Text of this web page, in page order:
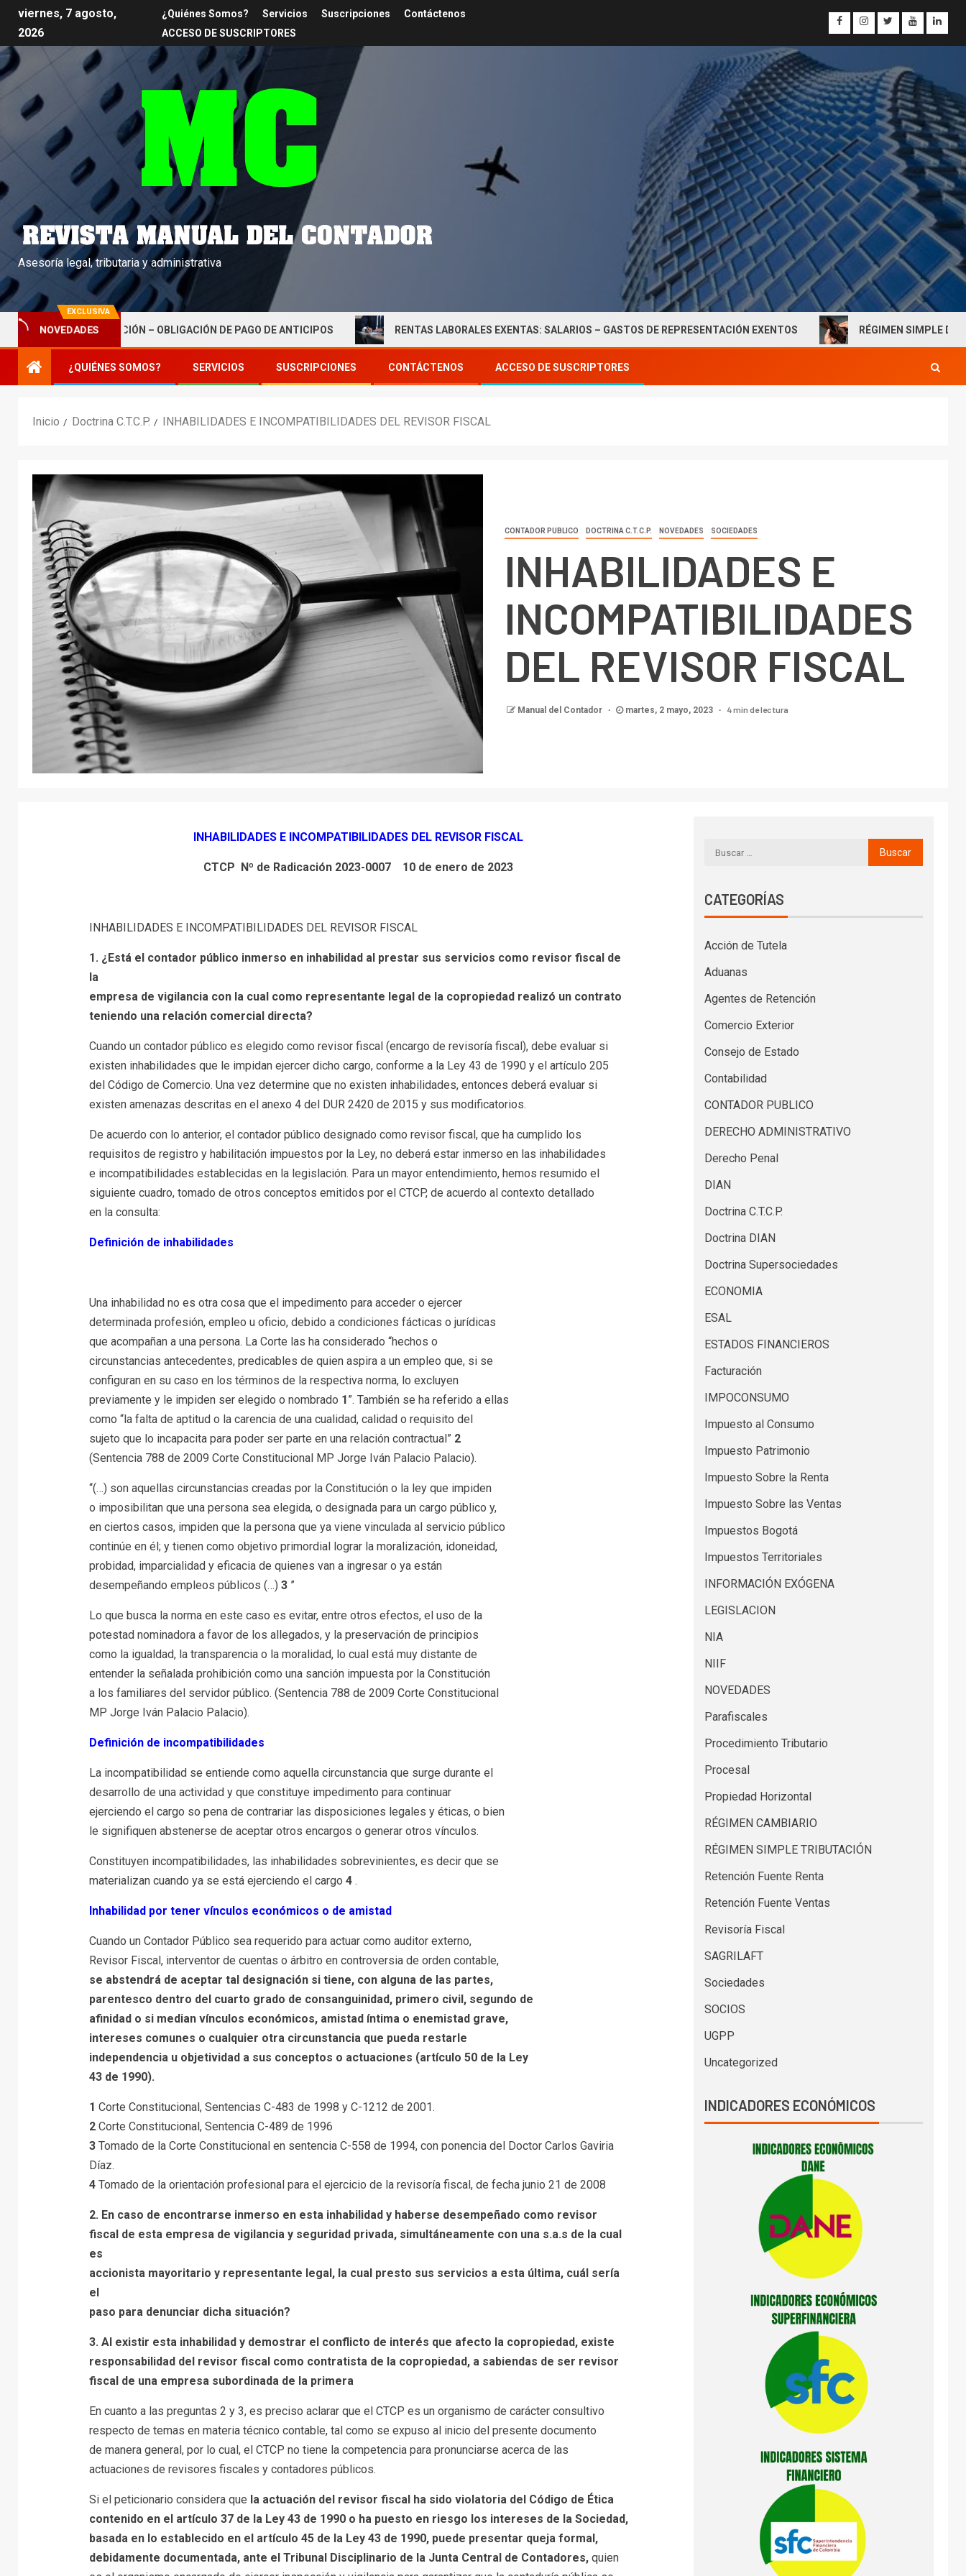
viernes, 7 agosto,
2026
¿Quiénes Somos? Servicios Suscripciones
Contáctenos
ACCESO DE SUSCRIPTORES
Asesoría legal, tributaria y administrativa
EXCLUSIVA
NOVEDADES
DE TRIBUTACIÓN – OBLIGACIÓN DE PAGO DE ANTICIPOS RENTAS LABORALES EXENTAS: SALARIOS – GASTOS DE REPRESENTACIÓN EXENTOS RÉGIMEN SIMPLE DE
¿QUIÉNES SOMOS? SERVICIOS SUSCRIPCIONES CONTÁCTENOS ACCESO DE SUSCRIPTORES
Inicio Doctrina C.T.C.P. INHABILIDADES E INCOMPATIBILIDADES DEL REVISOR FISCAL
CONTADOR PUBLICO DOCTRINA C.T.C.P. NOVEDADES SOCIEDADES
INHABILIDADES E
INCOMPATIBILIDADES
DEL REVISOR FISCAL
Manual del Contador martes, 2 mayo, 2023 4 min de lectura
INHABILIDADES E INCOMPATIBILIDADES DEL REVISOR FISCAL
CTCP Nº de Radicación 2023-0007 10 de enero de 2023
INHABILIDADES E INCOMPATIBILIDADES DEL REVISOR FISCAL
1. ¿Está el contador público inmerso en inhabilidad al prestar sus servicios como revisor fiscal de
la
empresa de vigilancia con la cual como representante legal de la copropiedad realizó un contrato
teniendo una relación comercial directa?
Cuando un contador público es elegido como revisor fiscal (encargo de revisoría fiscal), debe evaluar si
existen inhabilidades que le impidan ejercer dicho cargo, conforme a la Ley 43 de 1990 y el artículo 205
del Código de Comercio. Una vez determine que no existen inhabilidades, entonces deberá evaluar si
existen amenazas descritas en el anexo 4 del DUR 2420 de 2015 y sus modificatorios.
De acuerdo con lo anterior, el contador público designado como revisor fiscal, que ha cumplido los
requisitos de registro y habilitación impuestos por la Ley, no deberá estar inmerso en las inhabilidades
e incompatibilidades establecidas en la legislación. Para un mayor entendimiento, hemos resumido el
siguiente cuadro, tomado de otros conceptos emitidos por el CTCP, de acuerdo al contexto detallado
en la consulta:
Definición de inhabilidades
Una inhabilidad no es otra cosa que el impedimento para acceder o ejercer
determinada profesión, empleo u oficio, debido a condiciones fácticas o jurídicas
que acompañan a una persona. La Corte las ha considerado “hechos o
circunstancias antecedentes, predicables de quien aspira a un empleo que, si se
configuran en su caso en los términos de la respectiva norma, lo excluyen
previamente y le impiden ser elegido o nombrado 1 ”. También se ha referido a ellas
como “la falta de aptitud o la carencia de una cualidad, calidad o requisito del
sujeto que lo incapacita para poder ser parte en una relación contractual”2
(Sentencia 788 de 2009 Corte Constitucional MP Jorge Iván Palacio Palacio).
“(…) son aquellas circunstancias creadas por la Constitución o la ley que impiden
o imposibilitan que una persona sea elegida, o designada para un cargo público y,
en ciertos casos, impiden que la persona que ya viene vinculada al servicio público
continúe en él; y tienen como objetivo primordial lograr la moralización, idoneidad,
probidad, imparcialidad y eficacia de quienes van a ingresar o ya están
desempeñando empleos públicos (…) 3 ”
Lo que busca la norma en este caso es evitar, entre otros efectos, el uso de la
potestad nominadora a favor de los allegados, y la preservación de principios
como la igualdad, la transparencia o la moralidad, lo cual está muy distante de
entender la señalada prohibición como una sanción impuesta por la Constitución
a los familiares del servidor público. (Sentencia 788 de 2009 Corte Constitucional
MP Jorge Iván Palacio Palacio).
Definición de incompatibilidades
La incompatibilidad se entiende como aquella circunstancia que surge durante el
desarrollo de una actividad y que constituye impedimento para continuar
ejerciendo el cargo so pena de contrariar las disposiciones legales y éticas, o bien
le signifiquen abstenerse de aceptar otros encargos o generar otros vínculos.
Constituyen incompatibilidades, las inhabilidades sobrevinientes, es decir que se
materializan cuando ya se está ejerciendo el cargo 4 .
Inhabilidad por tener vínculos económicos o de amistad
Cuando un Contador Público sea requerido para actuar como auditor externo,
Revisor Fiscal, interventor de cuentas o árbitro en controversia de orden contable,
se abstendrá de aceptar tal designación si tiene, con alguna de las partes,
parentesco dentro del cuarto grado de consanguinidad, primero civil, segundo de
afinidad o si median vínculos económicos, amistad íntima o enemistad grave,
intereses comunes o cualquier otra circunstancia que pueda restarle
independencia u objetividad a sus conceptos o actuaciones (artículo 50 de la Ley
43 de 1990).
1 Corte Constitucional, Sentencias C-483 de 1998 y C-1212 de 2001.
2Corte Constitucional, Sentencia C-489 de 1996
3Tomado de la Corte Constitucional en sentencia C-558 de 1994, con ponencia del Doctor Carlos Gaviria
Díaz.
4Tomado de la orientación profesional para el ejercicio de la revisoría fiscal, de fecha junio 21 de 2008
2. En caso de encontrarse inmerso en esta inhabilidad y haberse desempeñado como revisor
fiscal de esta empresa de vigilancia y seguridad privada, simultáneamente con una s.a.s de la cual
es
accionista mayoritario y representante legal, la cual presto sus servicios a esta última, cuál sería
el
paso para denunciar dicha situación?
3. Al existir esta inhabilidad y demostrar el conflicto de interés que afecto la copropiedad, existe
responsabilidad del revisor fiscal como contratista de la copropiedad, a sabiendas de ser revisor
fiscal de una empresa subordinada de la primera
En cuanto a las preguntas 2 y 3, es preciso aclarar que el CTCP es un organismo de carácter consultivo
respecto de temas en materia técnico contable, tal como se expuso al inicio del presente documento
de manera general, por lo cual, el CTCP no tiene la competencia para pronunciarse acerca de las
actuaciones de revisores fiscales y contadores públicos.
Si el peticionario considera que la actuación del revisor fiscal ha sido violatoria del Código de Ética
contenido en el artículo 37 de la Ley 43 de 1990 o ha puesto en riesgo los intereses de la Sociedad,
basada en lo establecido en el artículo 45 de la Ley 43 de 1990, puede presentar queja formal,
debidamente documentada, ante el Tribunal Disciplinario de la Junta Central de Contadores,quien
CATEGORÍAS
Acción de Tutela
Aduanas
Agentes de Retención
Comercio Exterior
Consejo de Estado
Contabilidad
CONTADOR PUBLICO
DERECHO ADMINISTRATIVO
Derecho Penal
DIAN
Doctrina C.T.C.P.
Doctrina DIAN
Doctrina Supersociedades
ECONOMIA
ESAL
ESTADOS FINANCIEROS
Facturación
IMPOCONSUMO
Impuesto al Consumo
Impuesto Patrimonio
Impuesto Sobre la Renta
Impuesto Sobre las Ventas
Impuestos Bogotá
Impuestos Territoriales
INFORMACIÓN EXÓGENA
LEGISLACION
NIA
NIIF
NOVEDADES
Parafiscales
Procedimiento Tributario
Procesal
Propiedad Horizontal
RÉGIMEN CAMBIARIO
RÉGIMEN SIMPLE TRIBUTACIÓN
Retención Fuente Renta
Retención Fuente Ventas
Revisoría Fiscal
SAGRILAFT
Sociedades
SOCIOS
UGPP
Uncategorized
INDICADORES ECONÓMICOS